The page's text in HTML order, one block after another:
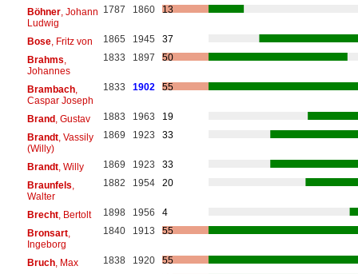
Böhner, Johann
Ludwig
1787 1860 13
Bose, Fritz von 1865 1945
37
Brahms
Johannes
1833 1897 50
Brambach,
Caspar Joseph
1833 1902 55
Brand, Gustav 1883 1963
19
Brandt, Vassily
(Willy)
1869 1923 33
Brandt, Willy 1869 1923
33
Braunfels
Walter
1882 1954 20
Brecht, Bertolt 1898 1956
4
Bronsart,
Ingeborg
1840 1913 55
Bruch, Max 1838 1920
55